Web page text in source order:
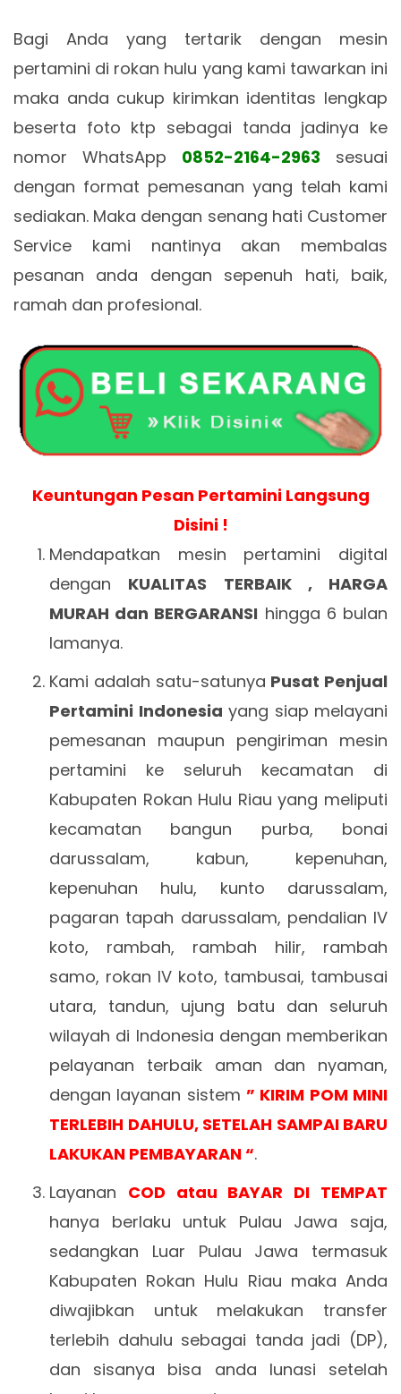
Bagi Anda yang tertarik dengan mesin
pertamini di rokan hulu yang kami tawarkan ini
maka anda cukup kirimkan identitas lengkap
beserta foto ktp sebagai tanda jadinya ke
nomor WhatsApp 0852-2164-2963 sesuai
dengan format pemesanan yang telah kami
sediakan. Maka dengan senang hati Customer
Service kami nantinya akan membalas
pesanan anda dengan sepenuh hati, baik,
ramah dan profesional.
Keuntungan Pesan Pertamini Langsung
Disini !
Mendapatkan mesin pertamini digital
dengan KUALITAS TERBAIK , HARGA
MURAH dan BERGARANSI hingga 6 bulan
lamanya.
Kami adalah satu-satunya Pusat Penjual
Pertamini Indonesia yang siap melayani
pemesanan maupun pengiriman mesin
pertamini ke seluruh kecamatan di
Kabupaten Rokan Hulu Riau yang meliputi
kecamatan bangun purba, bonai
darussalam, kabun, kepenuhan,
kepenuhan hulu, kunto darussalam,
pagaran tapah darussalam, pendalian IV
koto, rambah, rambah hilir, rambah
samo, rokan IV koto, tambusai, tambusai
utara, tandun, ujung batu dan seluruh
wilayah di Indonesia dengan memberikan
pelayanan terbaik aman dan nyaman,
dengan layanan sistem ” KIRIM POM MINI
TERLEBIH DAHULU, SETELAH SAMPAI BARU
LAKUKAN PEMBAYARAN “.
Layanan COD atau BAYAR DI TEMPAT
hanya berlaku untuk Pulau Jawa saja,
sedangkan Luar Pulau Jawa termasuk
Kabupaten Rokan Hulu Riau maka Anda
diwajibkan untuk melakukan transfer
terlebih dahulu sebagai tanda jadi (DP),
dan sisanya bisa anda lunasi setelah